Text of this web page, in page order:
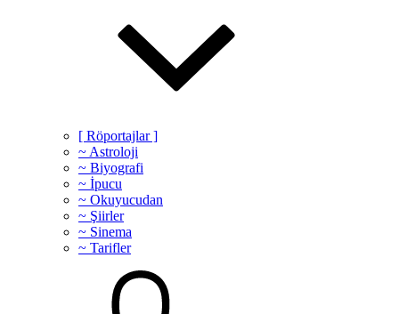
[ Röportajlar ]
~ Astroloji
~ Biyografi
~ İpucu
~ Okuyucudan
~ Şiirler
~ Sinema
~ Tarifler